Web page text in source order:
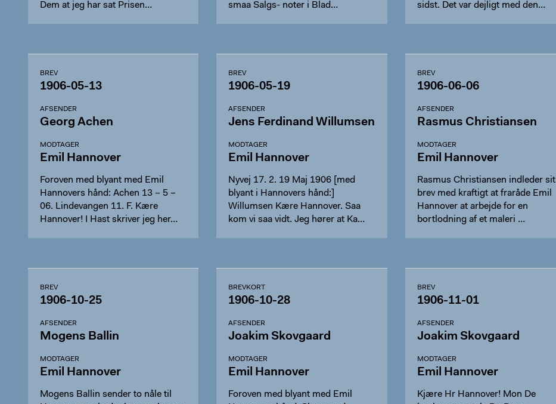
Dem at jeg har sat Prisen…
smaa Salgs- noter i Blad…
sidst. Det var dejligt med den…
BREV
1906-05-13
AFSENDER
Georg Achen
MODTAGER
Emil Hannover
Foroven med blyant med Emil
Hannovers hånd: Achen 13 – 5 –
06. Lindevangen 11. F. Kære
Hannover! I Hast skriver jeg her…
BREV
1906-05-19
AFSENDER
Jens Ferdinand Willumsen
MODTAGER
Emil Hannover
Nyvej 17. 2. 19 Maj 1906 [med
blyant i Hannovers hånd:]
Willumsen Kære Hannover. Saa
kom vi saa vidt. Jeg hører at Ka…
BREV
1906-06-06
AFSENDER
Rasmus Christiansen
MODTAGER
Emil Hannover
Rasmus Christiansen indleder sit
brev med kraftigt at fraråde Emil
Hannover at arbejde for en
bortlodning af et maleri …
BREV
1906-10-25
AFSENDER
Mogens Ballin
MODTAGER
Emil Hannover
Mogens Ballin sender to nåle til
BREVKORT
1906-10-28
AFSENDER
Joakim Skovgaard
MODTAGER
Emil Hannover
Foroven med blyant med Emil
BREV
1906-11-01
AFSENDER
Joakim Skovgaard
MODTAGER
Emil Hannover
Kjære Hr Hannover! Mon De